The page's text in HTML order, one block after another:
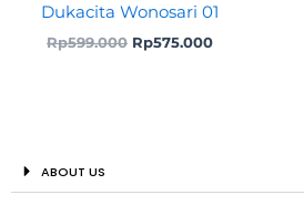
Dukacita Wonosari 01
Rp599.000 Rp575.000
ABOUT US